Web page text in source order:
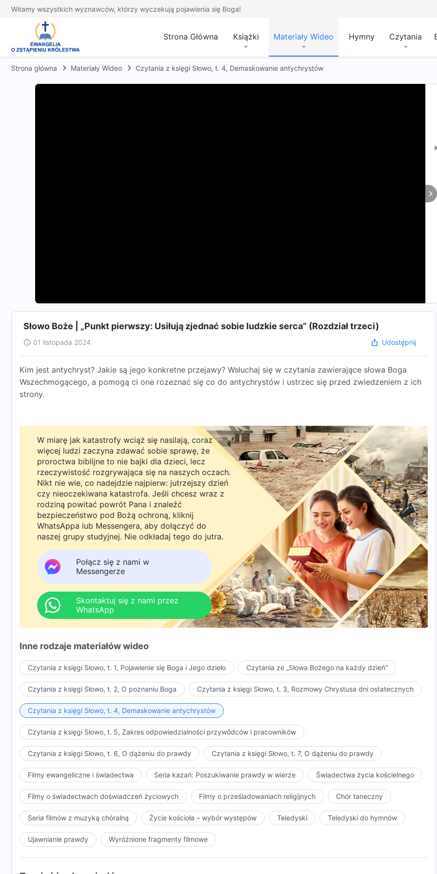
Witamy wszystkich wyznawców, którzy wyczekują pojawienia się Boga!
Strona Główna Książki Materiały Wideo Hymny Czytania
Strona główna Materiały Wideo Czytania z księgi Słowo, t. 4, Demaskowanie antychrystów
Słowo Boże | „Punkt pierwszy: Usiłują zjednać sobie ludzkie serca” (Rozdział trzeci)
01 listopada 2024 Udostępnij
Kim jest antychryst? Jakie są jego konkretne przejawy? Wsłuchaj się w czytania zawierające słowa Boga
Wszechmogącego, a pomogą ci one rozeznać się co do antychrystów i ustrzec się przed zwiedzeniem z ich
strony.
W miarę jak katastrofy wciąż się nasilają, coraz
więcej ludzi zaczyna zdawać sobie sprawę, że
proroctwa biblijne to nie bajki dla dzieci, lecz
rzeczywistość rozgrywająca się na naszych oczach.
Nikt nie wie, co nadejdzie najpierw: jutrzejszy dzień
czy nieoczekiwana katastrofa. Jeśli chcesz wraz z
rodziną powitać powrót Pana i znaleźć
bezpieczeństwo pod Bożą ochroną, kliknij
WhatsAppa lub Messengera, aby dołączyć do
naszej grupy studyjnej. Nie odkładaj tego do jutra.
Połącz się z nami w
Messengerze
Skontaktuj się z nami przez
WhatsApp
Inne rodzaje materiałów wideo
Czytania z księgi Słowo, t. 1, Pojawienie się Boga i Jego dzieło Czytania ze „Słowa Bożego na każdy dzień”
Czytania z księgi Słowo, t. 2, O poznaniu Boga Czytania z księgi Słowo, t. 3, Rozmowy Chrystusa dni ostatecznych
Czytania z księgi Słowo, t. 4, Demaskowanie antychrystów
Czytania z księgi Słowo, t. 5, Zakres odpowiedzialności przywódców i pracowników
Czytania z księgi Słowo, t. 6, O dążeniu do prawdy Czytania z księgi Słowo, t. 7, O dążeniu do prawdy
Filmy ewangeliczne i świadectwa Seria kazań: Poszukiwanie prawdy w wierze Świadectwa życia kościelnego
Filmy o świadectwach doświadczeń życiowych Filmy o prześladowaniach religijnych Chór taneczny
Seria filmów z muzyką chóralną Życie kościoła – wybór występów Teledyski Teledyski do hymnów
Ujawnianie prawdy Wyróżnione fragmenty filmowe